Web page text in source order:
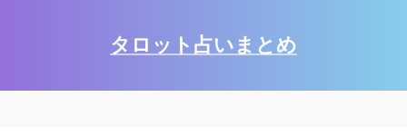
タロット占いまとめ